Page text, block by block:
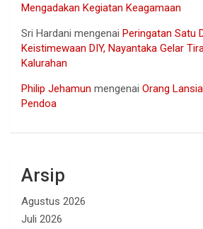
Mengadakan Kegiatan Keagamaan
Sri Hardani mengenai Peringatan Satu
Keistimewaan DIY, Nayantaka Gelar
Kalurahan
Philip Jehamun mengenai Orang
Pendoa
Arsip
Agustus 2026
Juli 2026